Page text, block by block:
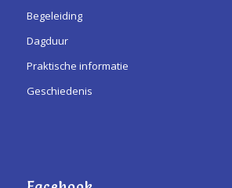
Begeleiding
Dagduur
Praktische informatie
Geschiedenis